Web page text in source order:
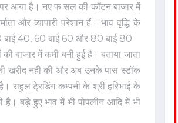
आया है। नए फ सल की कॉटन बाजार में
और व्यापारी परेशान हैं। भाव वृद्धि के
बाई 40, 60 बाई 60 और 80 बाई 80
में कमी बनी हुई है। बताया जाता
खरीद नही की और अब उनके पास स्टॉक
राहुल टे्रडिंग कम्पनी के श्री हरिभाई के
है। बड़े हुए भाव में भी पोपलीन आदि में भी